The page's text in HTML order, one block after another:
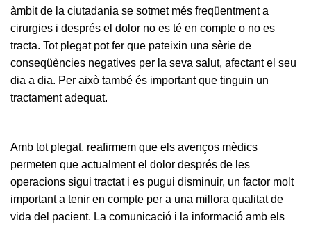
àmbit de la ciutadania se sotmet més freqüentment a
cirurgies i després el dolor no es té en compte o no es
tracta. Tot plegat pot fer que pateixin una sèrie de
conseqüències negatives per la seva salut, afectant el seu
dia a dia. Per això també és important que tinguin un
tractament adequat.
Amb tot plegat, reafirmem que els avenços mèdics
permeten que actualment el dolor després de les
operacions sigui tractat i es pugui disminuir, un factor molt
important a tenir en compte per a una millora qualitat de
vida del pacient. La comunicació i la informació amb els